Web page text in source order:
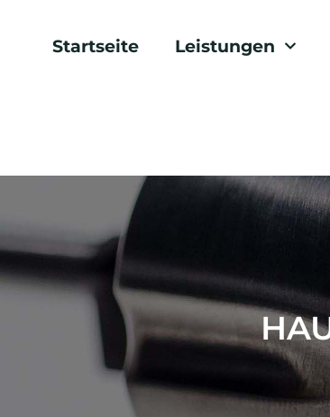
Startseite Leistungen